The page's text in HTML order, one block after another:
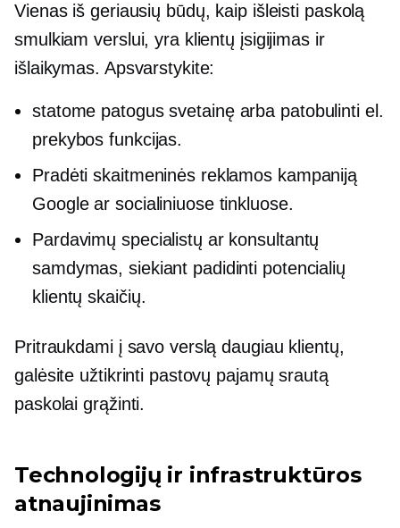
Vienas iš geriausių būdų, kaip išleisti paskolą
smulkiam verslui, yra klientų įsigijimas ir
išlaikymas. Apsvarstykite:
statome patogussvetainę arba patobulinti el.
prekybos funkcijas.
Pradėti skaitmeninės reklamos kampaniją
Google ar socialiniuose tinkluose.
Pardavimų specialistų ar konsultantų
samdymas, siekiant padidinti potencialių
klientų skaičių.
Pritraukdami į savo verslą daugiau klientų,
galėsite užtikrinti pastovų pajamų srautą
paskolai grąžinti.
Technologijų ir infrastruktūros
atnaujinimas